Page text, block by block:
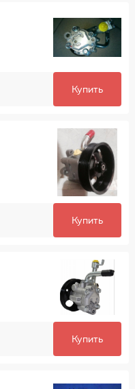
Купить
Купить
Купить